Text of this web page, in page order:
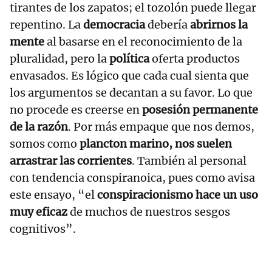
tirantes de los zapatos; el tozolón puede llegar
repentino. Lademocraciadeberíaabrirnos la
menteal basarse en el reconocimiento de la
pluralidad, pero lapolíticaoferta productos
envasados. Es lógico que cada cual sienta que
los argumentos se decantan a su favor. Lo que
no procede es creerse enposesión permanente
de la razón. Por más empaque que nos demos,
somos como plancton marino, nos suelen
arrastrar las corrientes. También al personal
con tendencia conspiranoica, pues como avisa
este ensayo, “elconspiracionismo hace un uso
muy eficazde muchos de nuestros sesgos
cognitivos”.